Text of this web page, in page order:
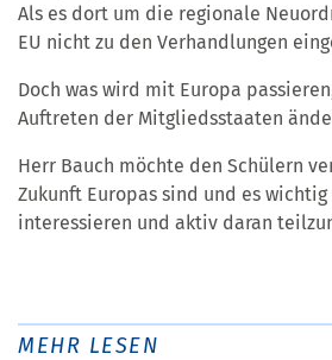
Als es dort um die regionale
EU nicht zu den Verhandlungen
Doch was wird mit Europa
Auftreten der Mitgliedsstaaten
Herr Bauch möchte den Schülern
Zukunft Europas sind und es
interessieren und aktiv daran
MEHR LESEN